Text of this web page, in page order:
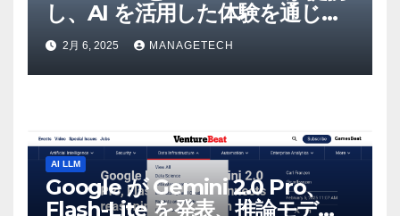
し、AI を活用した体験を通じて
メタバースのイノベーションを
推進 – Intelligent CIO APAC
2月 6, 2025 MANAGETECH
AI LLM
Google が Gemini 2.0 Pro、
Flash-Lite を発表、推論モデル